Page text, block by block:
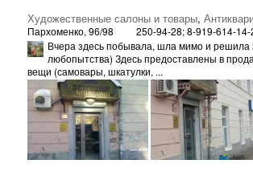
Художественные салоны и товары,
Пархоменко, 96/98 250-94-28; 8-919-614-14-
Вчера здесь побывала, шла мимо и решила
любопытства) Здесь предоставлены в
вещи (самовары, шкатулки, ...